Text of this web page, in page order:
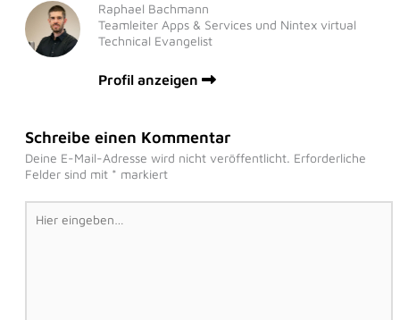
Raphael Bachmann
Teamleiter Apps & Services und Nintex virtual
Technical Evangelist
Profil anzeigen
Schreibe einen Kommentar
Deine E-Mail-Adresse wird nicht veröffentlicht. Erforderliche
Felder sind mit * markiert
Hier
eingeben…